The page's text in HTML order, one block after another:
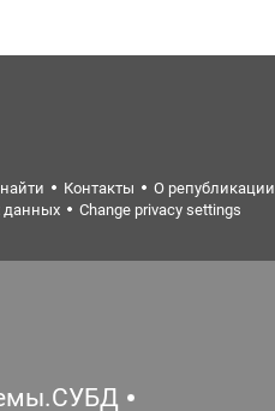
Контакты
О републикации
данных Change privacy settings